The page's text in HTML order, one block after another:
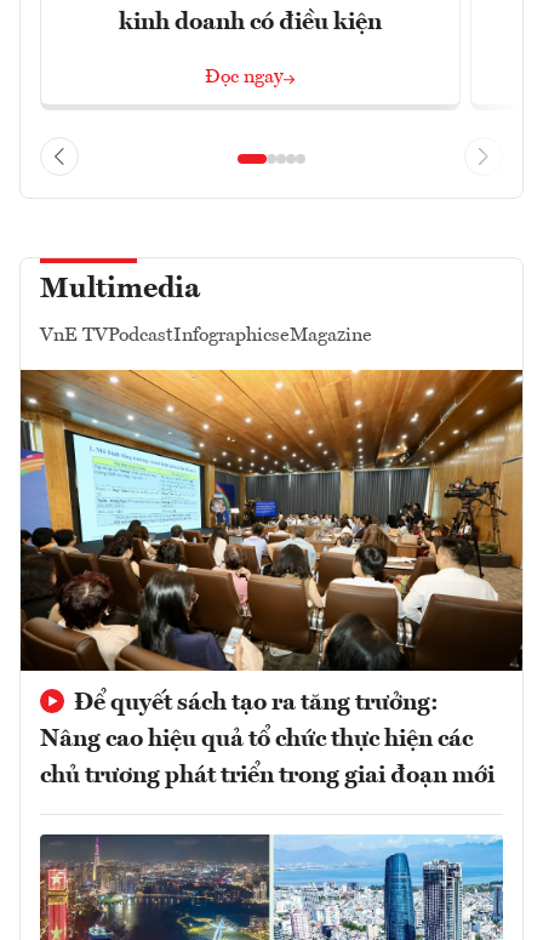
kinh doanh có điều kiện
Đọc ngay
Multimedia
VnE TVPodcastInfographicseMagazine
Để quyết sách tạo ra tăng trưởng:
Nâng cao hiệu quả tổ chức thực hiện các
chủ trương phát triển trong giai đoạn mới